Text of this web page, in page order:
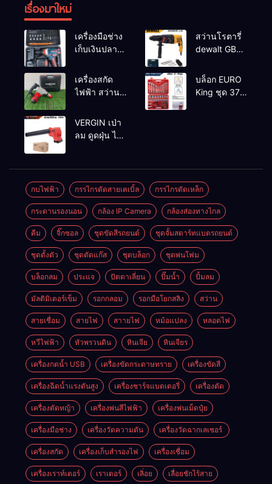
เรื่องมาใหม่
เครื่องมือช่าง
เก็บเงินปลาย
สว่านโรตารี่
dewalt GBH
2-26 DFR ทุ่น
ทองแดงแท้
100%
เครื่องสกัด
ไฟฟ้า สว่าน
MAKTEC รุ่น MT2926A
บล็อก EURO
King ชุด 37
VERGIN เป่า
ลม ดูดฝุ่น ไร้
กบไฟฟ้า กรรไกรตัดสายเคเบิ้ล กรรไกรตัดเหล็ก
กระดานรองนอน กล้อง IP Camera กล้องส่องทางไกล
คีม จิ๊กซอล ชุดขัดสีรถยนต์​ ชุดจั้มสตาร์ทแบตรถยนต์
ชุดตั้งตัว ชุดตัดแก๊ส ชุดบล็อก ชุดพ่นโฟม
บล็อกลม ประแจ ปัตตาเลี่ยน ปั๊มน้ำ ปั้มลม
มัลติมิเตอร์เข็ม รอกกลอม รอกมือโยกสลิง สว่าน
สายเชื่อม สายไฟ สาายไฟ หม้อแปลง หลอดไฟ
หวีไฟฟ้า หัวพรวนดิน หินเจีย หินเจียร
เครื่องกดน้ำ USB เครื่องขัดกระดาษทราย เครื่องขัดสี
เครื่องฉีดน้ำแรงดันสูง เครื่องชาร์จแบตเตอรี่ เครื่องตัด
เครื่องตัดหญ้า เครื่องพ่นสีไฟฟ้า เครื่องพ่นเม็ดปุ๋ย
เครื่องมือช่าง เครื่องวัดความดัน เครื่องวัดฉากเลเซอร์
เครื่องสกัด เครื่องเก็บสํารองไฟ เครื่องเชื่อม
เครื่องเราท์เตอร์ เราเตอร์ เลิ่อย เลื่อยชักไร้สาย